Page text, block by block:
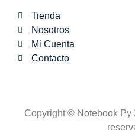
Tienda
Nosotros
Mi Cuenta
Contacto
Copyright © Notebook Py